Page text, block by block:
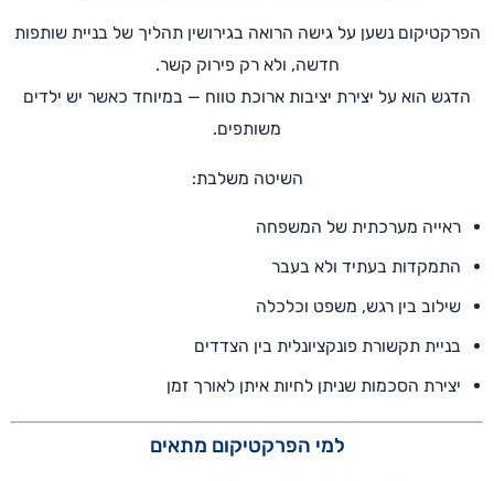
הפרקטיקום נשען על גישה הרואה בגירושין תהליך של בניית שותפות
חדשה, ולא רק פירוק קשר.
הדגש הוא על יצירת יציבות ארוכת טווח — במיוחד כאשר יש ילדים
משותפים.
השיטה משלבת:
ראייה מערכתית של המשפחה
התמקדות בעתיד ולא בעבר
שילוב בין רגש, משפט וכלכלה
בניית תקשורת פונקציונלית בין הצדדים
יצירת הסכמות שניתן לחיות איתן לאורך זמן
למי הפרקטיקום מתאים